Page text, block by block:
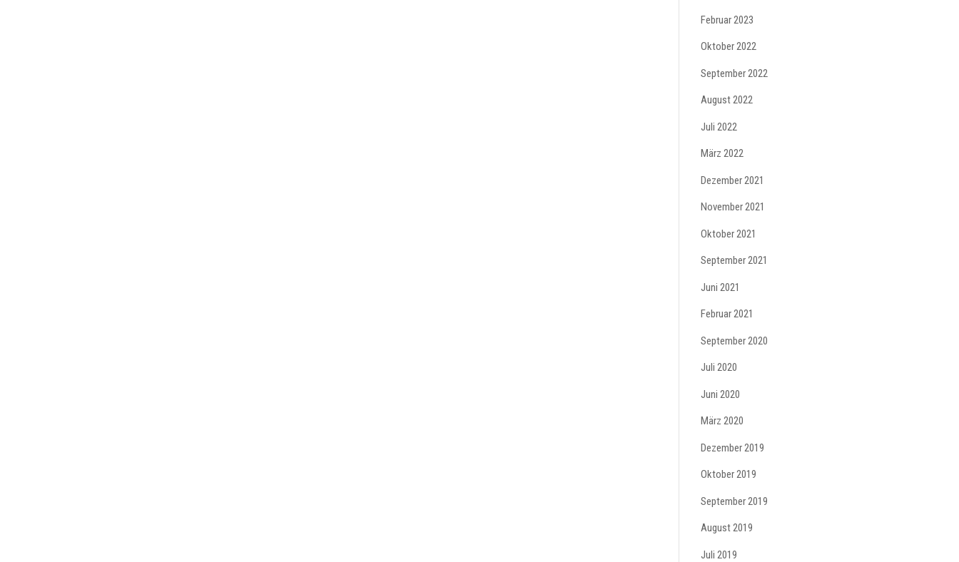
Februar 2023
Oktober 2022
September 2022
August 2022
Juli 2022
März 2022
Dezember 2021
November 2021
Oktober 2021
September 2021
Juni 2021
Februar 2021
September 2020
Juli 2020
Juni 2020
März 2020
Dezember 2019
Oktober 2019
September 2019
August 2019
Juli 2019